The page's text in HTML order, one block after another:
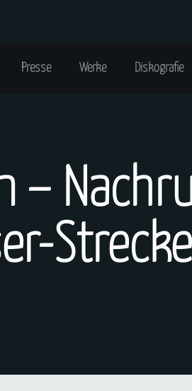
Presse Werke Diskografie
–